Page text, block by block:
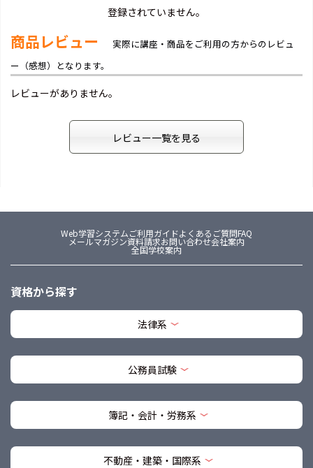
登録されていません。
商品レビュー
実際に講座・商品をご利用の方からのレビュ
ー（感想）となります。
レビューがありません。
レビュー一覧を見る
Web学習システムご利用ガイドよくあるご質問FAQ
メールマガジン資料請求お問い合わせ会社案内
全国学校案内
資格から探す
法律系
公務員試験
簿記・会計・労務系
不動産・建築・国際系